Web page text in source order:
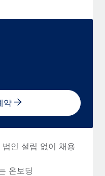
약
인 설립 없이 채용
온보딩